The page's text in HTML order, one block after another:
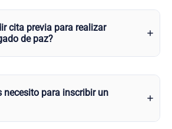
cita previa para realizar
de paz?
necesito para inscribir un